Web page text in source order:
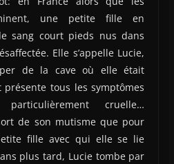
une petite fille en
sang court pieds nus dans
Elle s’appelle Lucie,
de la cave où elle était
tous les symptômes
particulièrement cruelle…
de son mutisme que pour
fille avec qui elle se lie
plus tard, Lucie tombe par